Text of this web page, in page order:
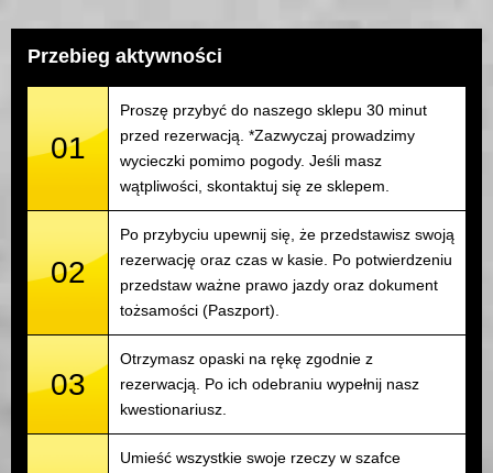
Przebieg aktywności
01
Proszę przybyć do naszego sklepu 30 minut
przed rezerwacją. *Zazwyczaj prowadzimy
wycieczki pomimo pogody. Jeśli masz
wątpliwości, skontaktuj się ze sklepem.
02
Po przybyciu upewnij się, że przedstawisz swoją
rezerwację oraz czas w kasie. Po potwierdzeniu
przedstaw ważne prawo jazdy oraz dokument
tożsamości (Paszport).
03
Otrzymasz opaski na rękę zgodnie z
rezerwacją. Po ich odebraniu wypełnij nasz
kwestionariusz.
Umieść wszystkie swoje rzeczy w szafce